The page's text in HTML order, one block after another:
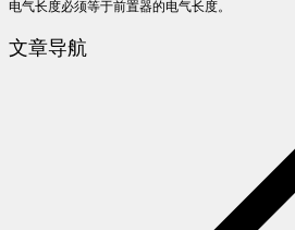
电气长度必须等于前置器的电气长度。
文章导航